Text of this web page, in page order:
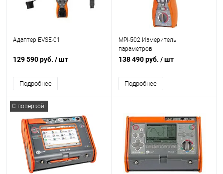
Адаптер EVSE-01
129 590 руб. / шт
Подробнее
MPI-502 Измеритель
параметров
электробезопасности
138 490 руб. / шт
Подробнее
С поверкой!